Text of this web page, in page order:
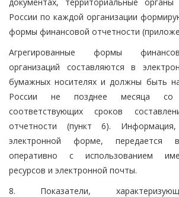
России по каждой организации
формы финансовой отчетности
Агрегированные формы
организаций составляются в
бумажных носителях и должны быть
России не позднее месяца со
соответствующих сроков
отчетности (пункт 6).
электронной форме,
оперативно с использованием
ресурсов и электронной почты.
8. Показатели,